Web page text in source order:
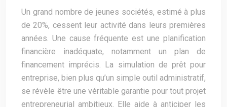
Un grand nombre de jeunes sociétés, estimé à plus
de 20%, cessent leur activité dans leurs premières
années. Une cause fréquente est une planification
financière inadéquate, notamment un plan de
financement imprécis. La simulation de prêt pour
entreprise, bien plus qu’un simple outil administratif,
se révèle être une véritable garantie pour tout projet
entrepreneurial ambitieux. Elle aide à anticiper les